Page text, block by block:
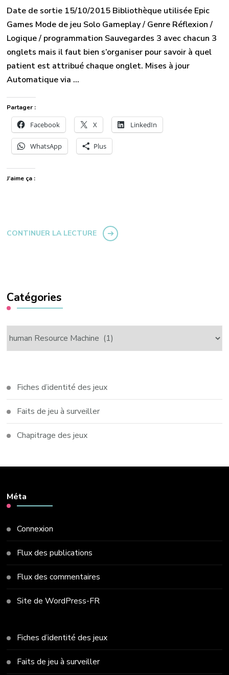
Date de sortie 15/10/2015 Bibliothèque utilisée Epic
Games Mode de jeu Solo Gameplay / Genre Réflexion /
Logique / programmation Sauvegardes 3 avec chacun 3
onglets mais il faut bien s’organiser pour savoir à quel
patient est attribué chaque onglet. Mises à jour
Automatique via …
Partager :
Facebook X LinkedIn
WhatsApp Plus
J’aime ça :
CONTINUER LA LECTURE
Catégories
Fiches d’identité des jeux
Faits de jeu à surveiller
Chapitrage des jeux
Méta
Connexion
Flux des publications
Flux des commentaires
Site de WordPress-FR
Fiches d’identité des jeux
Faits de jeu à surveiller